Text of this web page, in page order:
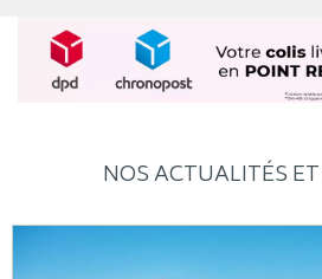
NOS ACTUALITÉS